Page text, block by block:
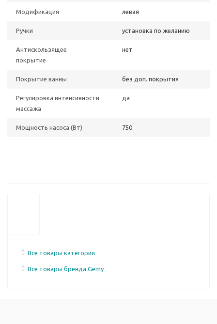
Модификация левая
Ручки установка по желанию
Антискользящее
покрытие
нет
Покрытие ванны без доп. покрытия
Регулировка интенсивности
массажа
да
Мощность насоса (Вт) 750
Все товары категории
Все товары бренда Gemy